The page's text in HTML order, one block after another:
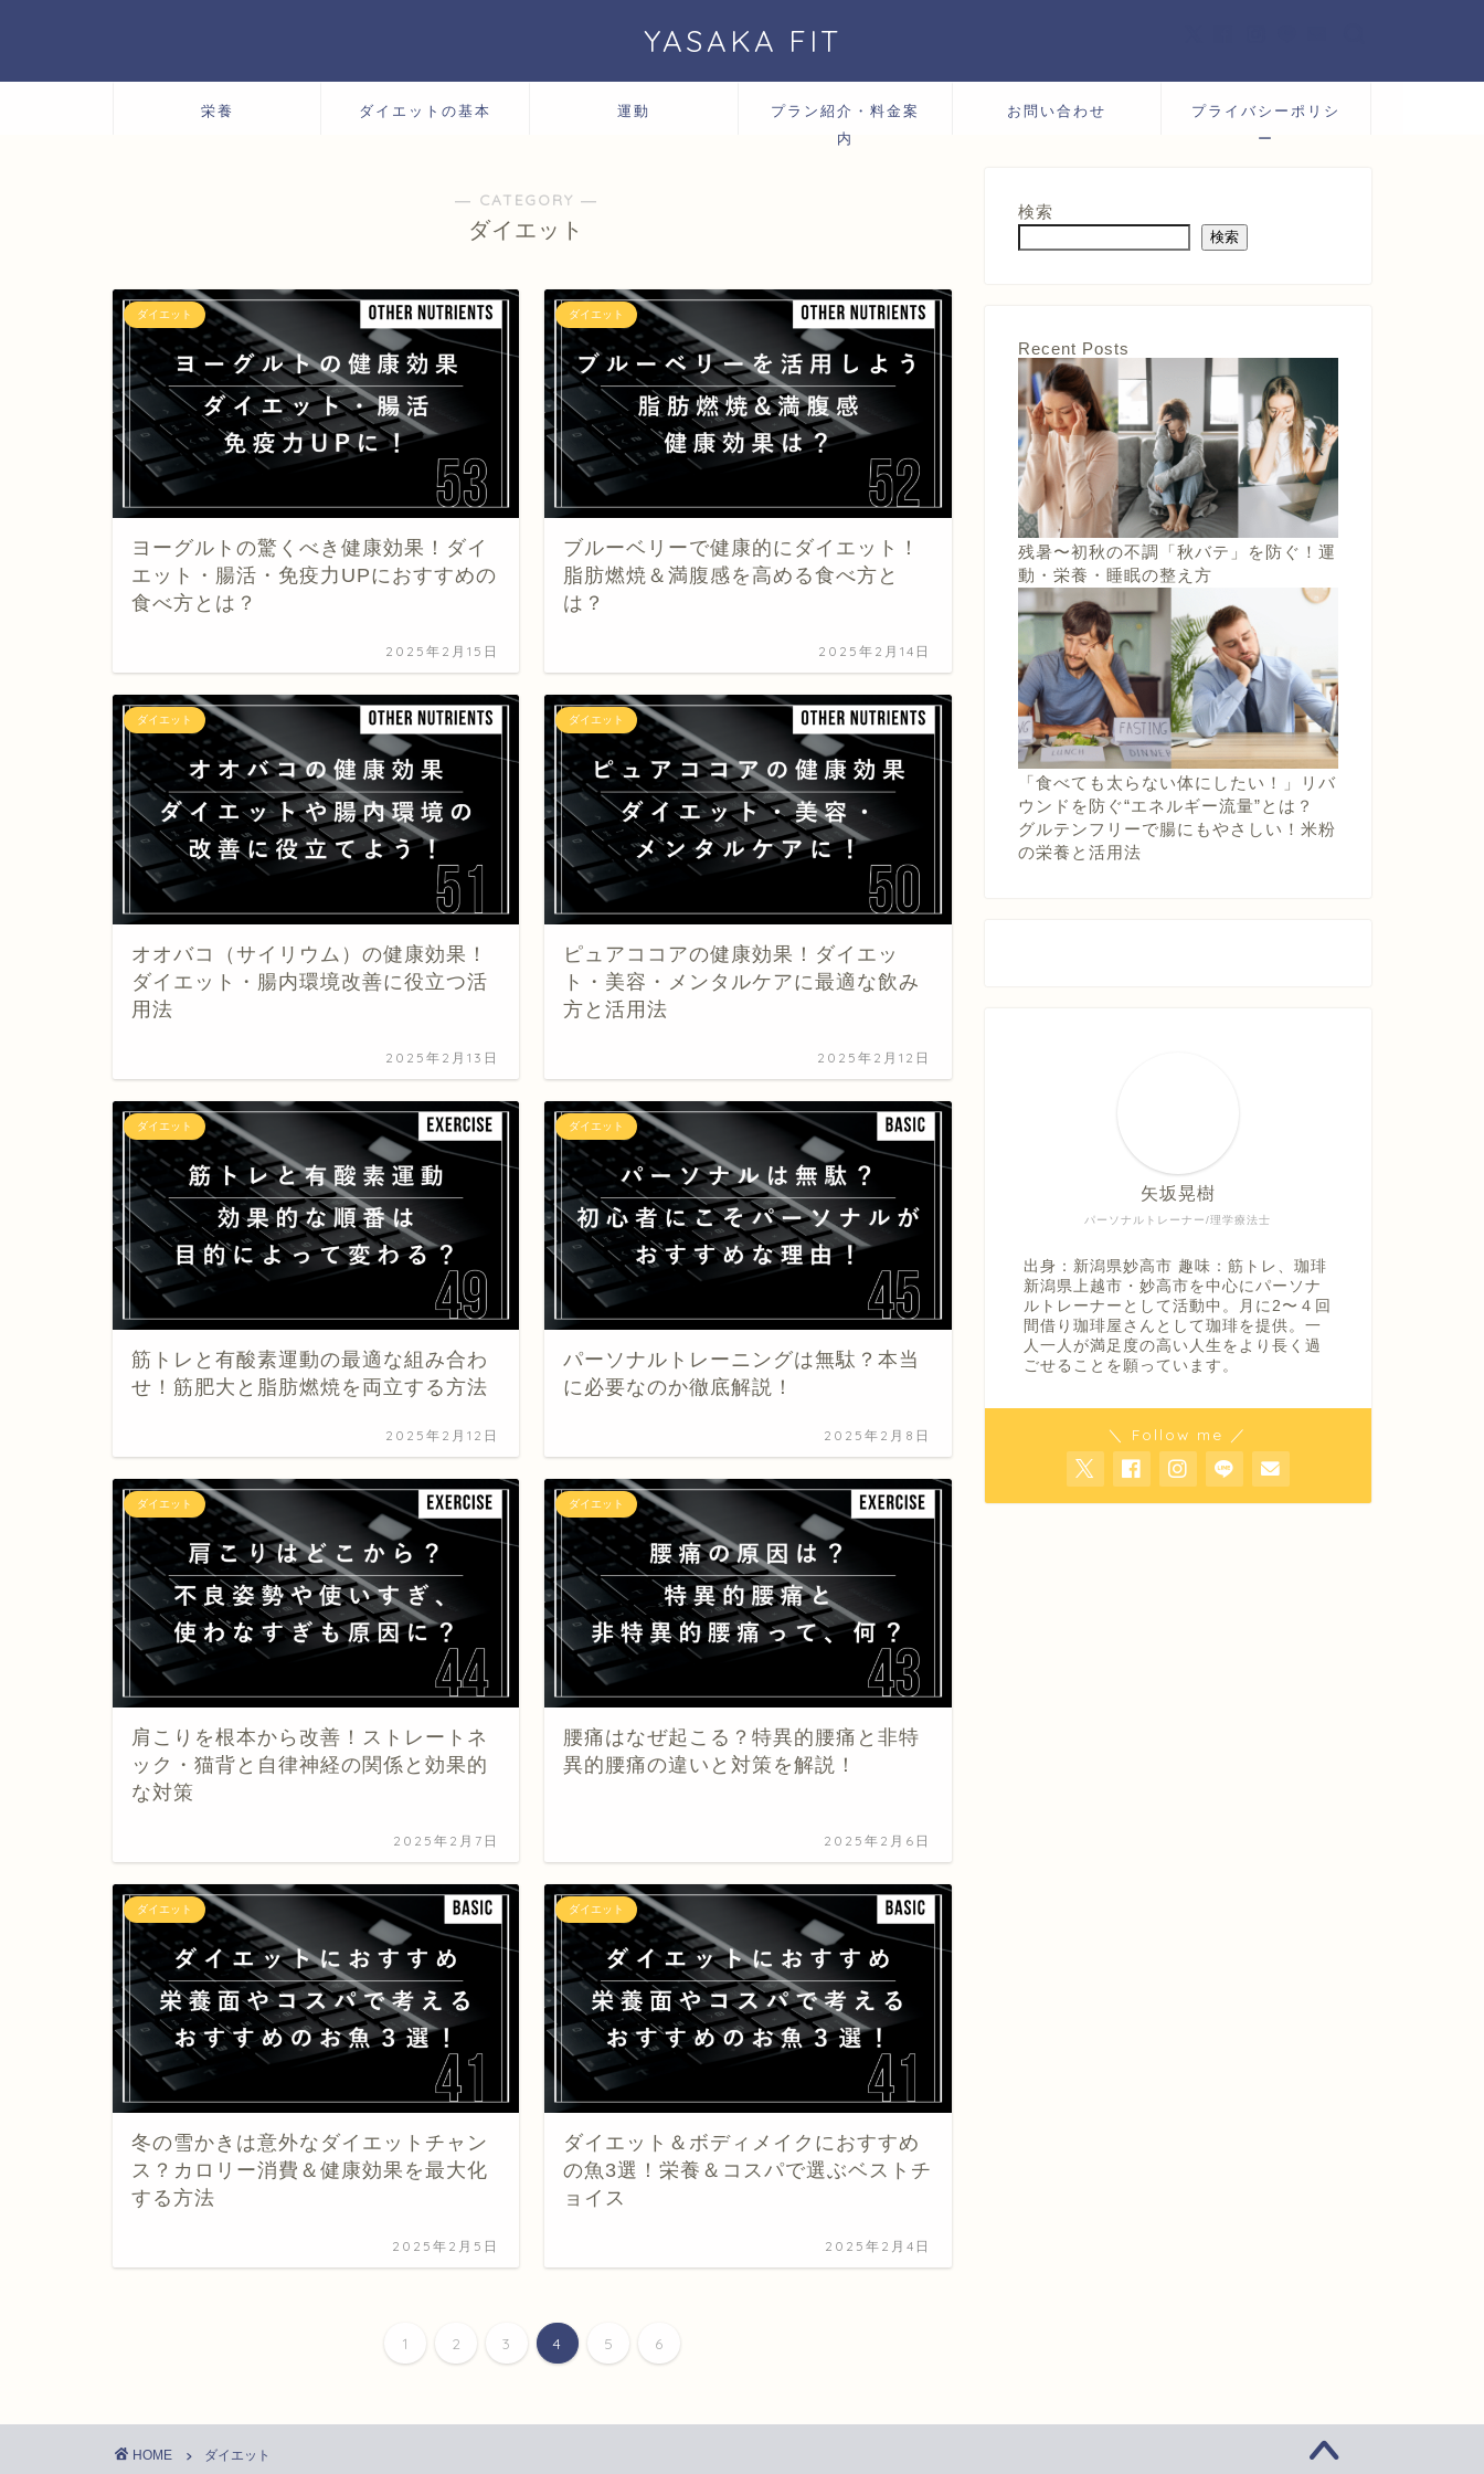
YASAKA FIT
栄養 ダイエットの基本 運動
プラン紹介・料金案
内
お問い合わせ
プライバシーポリシ
ー
― CATEGORY ―
ダイエット
ダイエット
ヨーグルトの驚くべき健康効果！ダイ
エット・腸活・免疫力UPにおすすめの
食べ方とは？
2025年2月15日
ダイエット
ブルーベリーで健康的にダイエット！
脂肪燃焼＆満腹感を高める食べ方と
は？
2025年2月14日
ダイエット
オオバコ（サイリウム）の健康効果！
ダイエット・腸内環境改善に役立つ活
用法
2025年2月13日
ダイエット
ピュアココアの健康効果！ダイエッ
ト・美容・メンタルケアに最適な飲み
方と活用法
2025年2月12日
ダイエット
筋トレと有酸素運動の最適な組み合わ
せ！筋肥大と脂肪燃焼を両立する方法
2025年2月12日
ダイエット
パーソナルトレーニングは無駄？本当
に必要なのか徹底解説！
2025年2月8日
ダイエット
肩こりを根本から改善！ストレートネ
ック・猫背と自律神経の関係と効果的
な対策
2025年2月7日
ダイエット
腰痛はなぜ起こる？特異的腰痛と非特
異的腰痛の違いと対策を解説！
2025年2月6日
ダイエット
冬の雪かきは意外なダイエットチャン
ス？カロリー消費＆健康効果を最大化
する方法
2025年2月5日
ダイエット
ダイエット＆ボディメイクにおすすめ
の魚3選！栄養＆コスパで選ぶベストチ
ョイス
2025年2月4日
1 2 3 4 5 6
検索
検索
Recent Posts
残暑〜初秋の不調「秋バテ」を防ぐ！運
動・栄養・睡眠の整え方
「食べても太らない体にしたい！」リバ
ウンドを防ぐ“エネルギー流量”とは？
グルテンフリーで腸にもやさしい！米粉
の栄養と活用法
パーソナルトレーナー/理学療法士
矢坂晃樹
出身：新潟県妙高市 趣味：筋トレ、珈琲
新潟県上越市・妙高市を中心にパーソナ
ルトレーナーとして活動中。月に2〜４回
間借り珈琲屋さんとして珈琲を提供。一
人一人が満足度の高い人生をより長く過
ごせることを願っています。
＼ Follow me ／
HOME ダイエット